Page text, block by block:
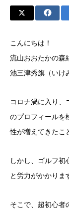
こんにちは！
流山おおたかの森
池三津秀旗（いけ
コロナ渦に入り、
のプロフィールを
性が増えてきたこ
しかし、ゴルフ初
と労力がかかりま
そこで、超初心者